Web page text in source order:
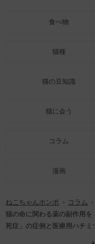
食べ物
猫種
猫の豆知識
猫に会う
コラム
漫画
ねこちゃんホンポ コラム
猫の命に関わる薬の副作用
死症」の症例と医療用ハチ